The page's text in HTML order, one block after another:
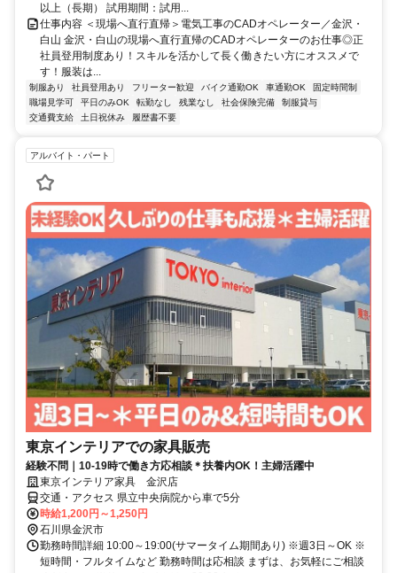
以上（長期） 試用期間：試用...
仕事内容 ＜現場へ直行直帰＞電気工事のCADオペレーター／金沢・
白山 金沢・白山の現場へ直行直帰のCADオペレーターのお仕事◎正
社員登用制度あり！スキルを活かして長く働きたい方にオススメで
す！服装は...
制服あり 社員登用あり フリーター歓迎 バイク通勤OK 車通勤OK
固定時間制
職場見学可
平日のみOK 転勤なし 残業なし 社会保険完備
制服貸与
交通費支給
土日祝休み 履歴書不要
アルバイト・パート
東京インテリアでの家具販売
経験不問｜10-19時で働き方応相談＊扶養内OK！主婦活躍中
東京インテリア家具 金沢店
交通・アクセス 県立中央病院から車で5分
時給1,200円～1,250円
石川県金沢市
勤務時間詳細 10:00～19:00(サマータイム期間あり) ※週3日～OK ※
短時間・フルタイムなど 勤務時間は応相談 まずは、お気軽にご相談